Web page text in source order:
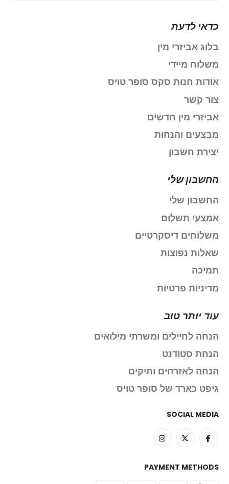
כדאי לדעת
בלוג אביזרי מין
משלוח מיידי
אודות חנות סקס סופר טויס
צור קשר
אביזרי מין חדשים
מבצעים והנחות
יצירת חשבון
החשבון שלי
החשבון שלי
אמצעי תשלום
משלוחים דיסקרטיים
שאלות נפוצות
תמיכה
מדיניות פרטיות
עוד יותר טוב
הנחה לחיילים ומשרתי מילואים
הנחת סטודנט
הנחה לאזרחים ותיקים
גיפט כארד של סופר טויס
SOCIAL MEDIA
PAYMENT METHODS